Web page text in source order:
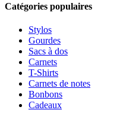
Catégories populaires
Stylos
Gourdes
Sacs à dos
Carnets
T-Shirts
Carnets de notes
Bonbons
Cadeaux